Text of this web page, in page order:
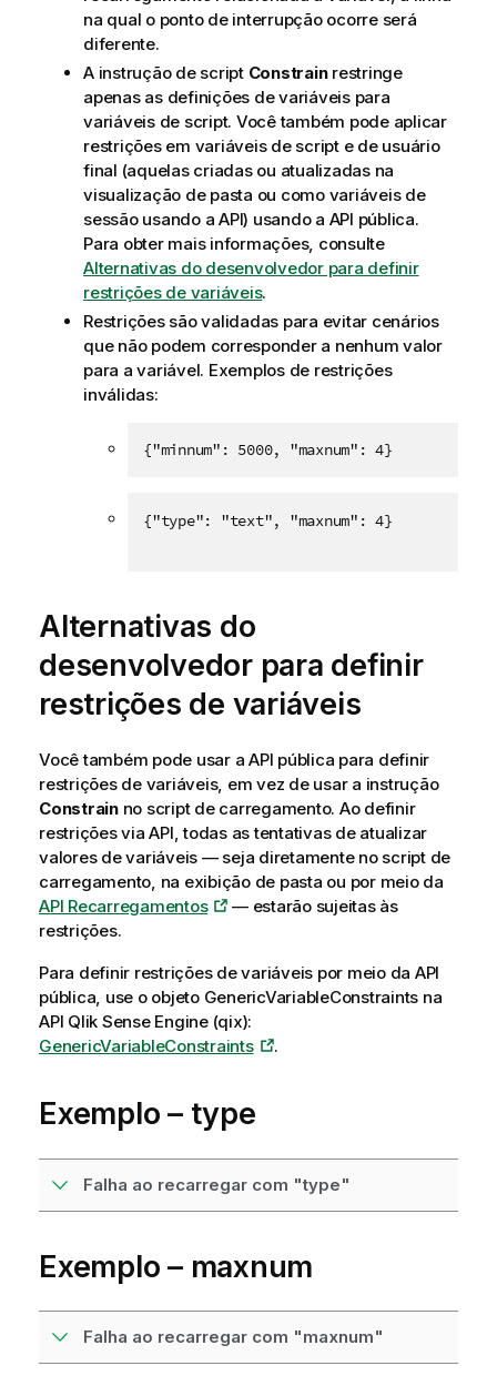
na qual o ponto de interrupção ocorre será
diferente.
A instrução de script Constrainrestringe
apenas as definições de variáveis para
variáveis de script. Você também pode aplicar
restrições em variáveis de script e de usuário
final (aquelas criadas ou atualizadas na
visualização de pasta ou como variáveis de
sessão usando a API) usando a API pública.
Para obter mais informações, consulte
Alternativas do desenvolvedor para definir
restrições de variáveis.
Restrições são validadas para evitar cenários
que não podem corresponder a nenhum valor
para a variável. Exemplos de restrições
inválidas:
{"minnum": 5000, "maxnum": 4}
{"type": "text", "maxnum": 4}
Alternativas do
desenvolvedor para definir
restrições de variáveis
Você também pode usar a API pública para definir
restrições de variáveis, em vez de usar a instrução
Constrainno script de carregamento. Ao definir
restrições via API, todas as tentativas de atualizar
valores de variáveis — seja diretamente no script de
carregamento, na exibição de pasta ou por meio da
API Recarregamentos
— estarão sujeitas às
restrições.
Para definir restrições de variáveis por meio da API
pública, use o objeto GenericVariableConstraints na
API Qlik Sense Engine (qix):
GenericVariableConstraints
.
Exemplo – type
Falha ao recarregar com "type"
Exemplo – maxnum
Falha ao recarregar com "maxnum"